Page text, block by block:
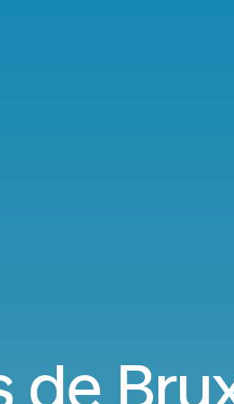
de